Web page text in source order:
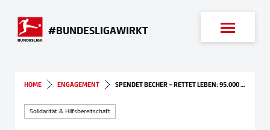
#BUNDESLIGAWIRKT
Suche
HOME ENGAGEMENT SPENDET BECHER – RETTET LEBEN: 95.000 € FÜR HERZENSZEIT BERLIN
Solidarität & Hilfsbereitschaft